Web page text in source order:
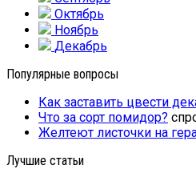
Октябрь
Ноябрь
Декабрь
Популярные вопросы
Как заставить цвести
Что за сорт помидор?
Желтеют листочки на
Лучшие статьи